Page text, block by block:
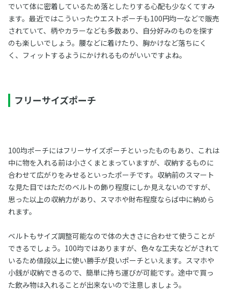
でいて体に密着しているため落としたりする心配も少なくてすみ
ます。最近ではこういったウエストポーチも100円均一などで販売
されていて、柄やカラーなども多数あり、自分好みのものを探す
のも楽しいでしょう。腰などに着けたり、胸かけなど落ちにく
く、フィットするようにかけれるものがいいですよね。
フリーサイズポーチ
100均ポーチにはフリーサイズポーチといったものもあり、これは
中に物を入れる前は小さくまとまっていますが、収納するものに
合わせて広がりをみせるといったポーチです。収納前のスマート
な見た目ではただのベルトの飾り程度にしか見えないのですが、
思った以上の収納力があり、スマホや財布程度ならば中に納めら
れます。
ベルトもサイズ調整可能なので体の大きさに合わせて使うことが
できるでしょう。100均ではありますが、色々な工夫などがされて
いるため値段以上に使い勝手が良いポーチといえます。スマホや
小銭が収納できるので、簡単に持ち運びが可能です。途中で買っ
た飲み物は入れることが出来ないので注意しましょう。